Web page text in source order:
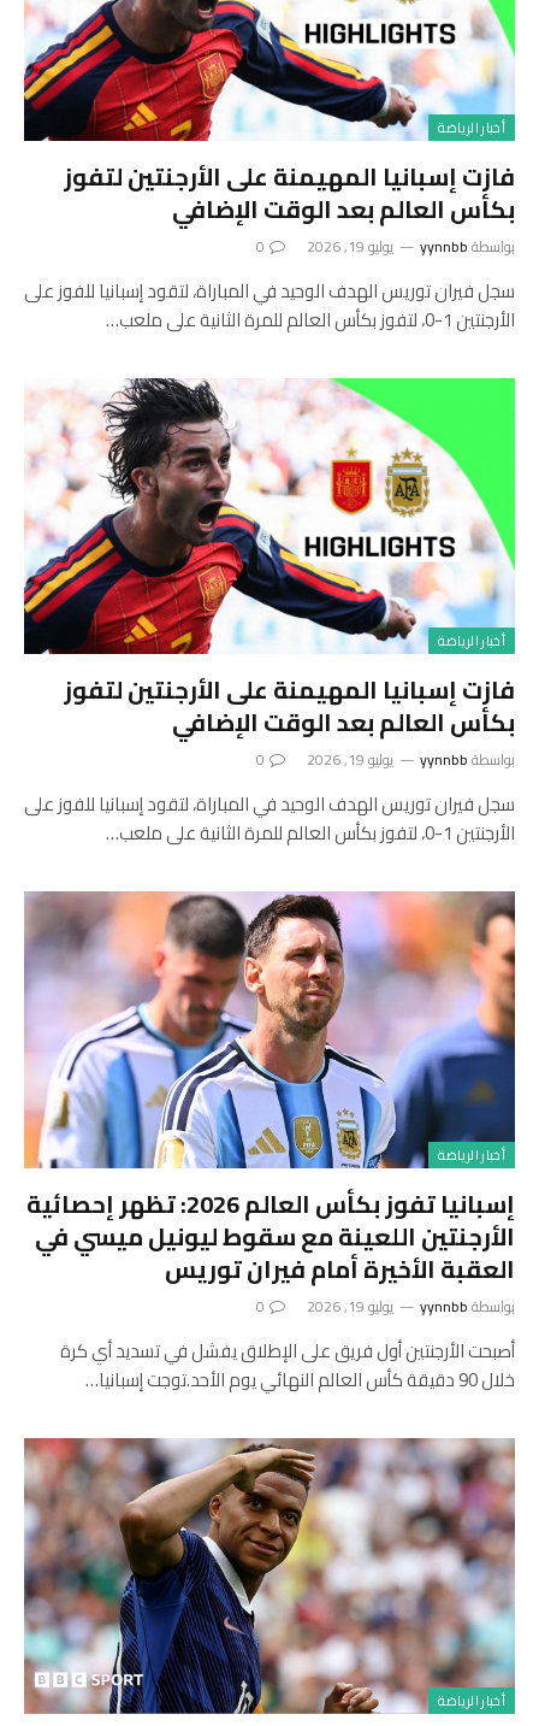
أخبار الرياضة
فازت إسبانيا المهيمنة على الأرجنتين لتفوز
بكأس العالم بعد الوقت الإضافي
بواسطةyynnbb يوليو 19, 2026 0
سجل فيران توريس الهدف الوحيد في المباراة، لتقود إسبانيا للفوز على
الأرجنتين 1-0، لتفوز بكأس العالم للمرة الثانية على ملعب…
أخبار الرياضة
فازت إسبانيا المهيمنة على الأرجنتين لتفوز
بكأس العالم بعد الوقت الإضافي
بواسطةyynnbb يوليو 19, 2026 0
سجل فيران توريس الهدف الوحيد في المباراة، لتقود إسبانيا للفوز على
الأرجنتين 1-0، لتفوز بكأس العالم للمرة الثانية على ملعب…
أخبار الرياضة
إسبانيا تفوز بكأس العالم 2026: تظهر إحصائية
الأرجنتين اللعينة مع سقوط ليونيل ميسي في
العقبة الأخيرة أمام فيران توريس
بواسطةyynnbb يوليو 19, 2026 0
أصبحت الأرجنتين أول فريق على الإطلاق يفشل في تسديد أي كرة
خلال 90 دقيقة كأس العالم النهائي يوم الأحد.توجت إسبانيا…
أخبار الرياضة